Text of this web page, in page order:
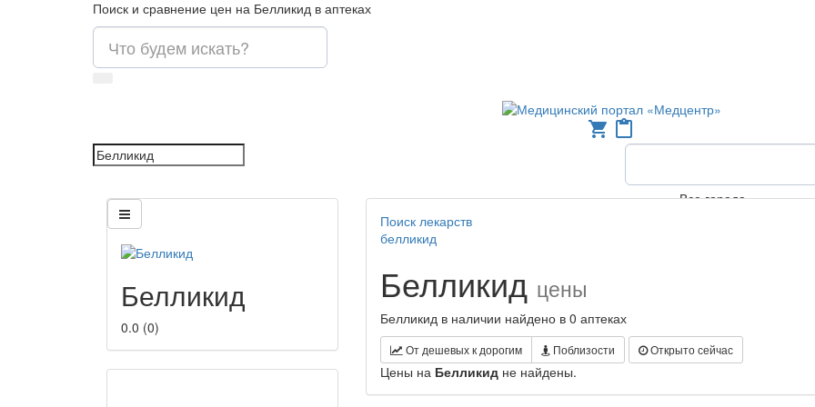
Поиск и сравнение цен на Белликид в аптеках
shopping_cart content_paste
Все города
Белликид
0.0 (0)
Поиск лекарств
белликид
Белликид цены
Белликид в наличии найдено в 0 аптеках
От дешевых к дорогим Поблизости Открыто сейчас
Цены на Белликид не найдены.